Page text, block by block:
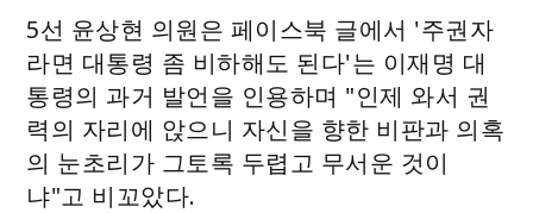
5선 윤상현 의원은 페이스북 글에서 '주권자
라면 대통령 좀 비하해도 된다'는 이재명 대
통령의 과거 발언을 인용하며 "인제 와서 권
력의 자리에 앉으니 자신을 향한 비판과 의혹
의 눈초리가 그토록 두렵고 무서운 것이
냐"고 비꼬았다.